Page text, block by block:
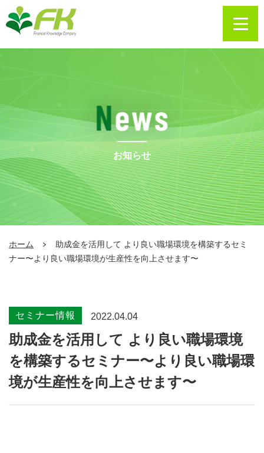
お知らせ
ホーム
助成金を活用して より良い職場環境を構築するセミ
ナー〜より良い職場環境が生産性を向上させます〜
セミナー情報 2022.04.04
助成金を活用して より良い職場環境
を構築するセミナー〜より良い職場環
境が生産性を向上させます〜